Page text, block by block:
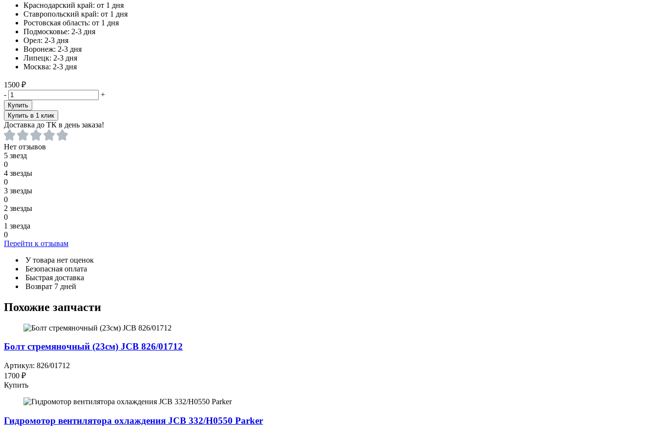
Краснодарский край: от 1 дня
Ставропольский край: от 1 дня
Ростовская область: от 1 дня
Подмосковье: 2-3 дня
Орел: 2-3 дня
Воронеж: 2-3 дня
Липецк: 2-3 дня
Москва: 2-3 дня
1500 ₽
-
+
Купить
Купить в 1 клик
Доставка до ТК в день заказа!
Нет отзывов
5 звезд
0
4 звезды
0
3 звезды
0
2 звезды
0
1 звезда
0
Перейти к отзывам
У товара нет оценок
Безопасная оплата
Быстрая доставка
Возврат 7 дней
Похожие запчасти
Болт стремяночный (23см) JCB 826/01712
Артикул: 826/01712
1700 ₽
Купить
Гидромотор вентилятора охлаждения JCB 332/H0550 Parker